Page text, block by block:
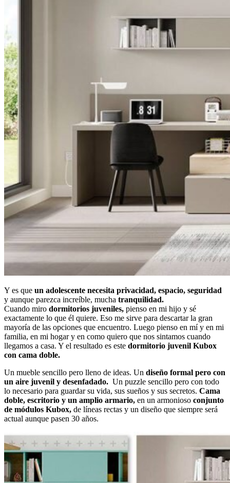
Y es que un adolescente necesita privacidad, espacio, seguridad
y aunque parezca increíble, mucha tranquilidad.
Cuando miro dormitorios juveniles, pienso en mi hijo y sé
exactamente lo que él quiere. Eso me sirve para descartar la gran
mayoría de las opciones que encuentro. Luego pienso en mí y en mi
familia, en mi hogar y en como quiero que nos sintamos cuando
llegamos a casa. Y el resultado es este dormitorio juvenil Kubox
con cama doble.
Un mueble sencillo pero lleno de ideas. Un diseño formal pero con
un aire juvenil y desenfadado. Un puzzle sencillo pero con todo
lo necesario para guardar su vida, sus sueños y sus secretos. Cama
doble, escritorio y un amplio armario, en un armonioso conjunto
de módulos Kubox, de líneas rectas y un diseño que siempre será
actual aunque pasen 30 años.